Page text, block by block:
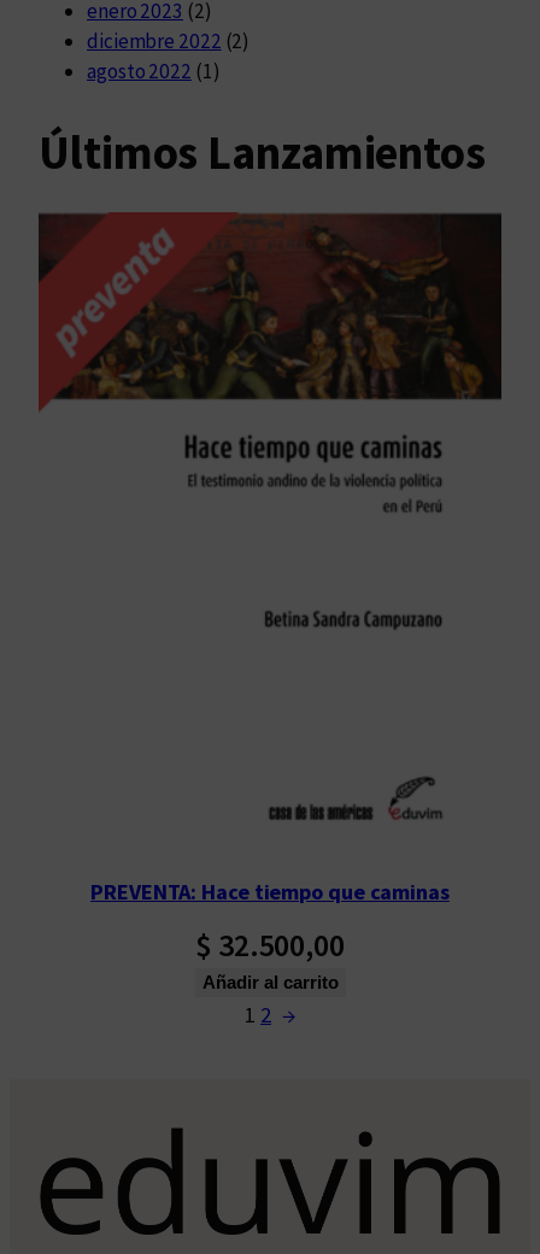
enero 2023 (2)
diciembre 2022 (2)
agosto 2022 (1)
Últimos Lanzamientos
PREVENTA: Hace tiempo que caminas
$ 32.500,00
Añadir al carrito
1 2 →